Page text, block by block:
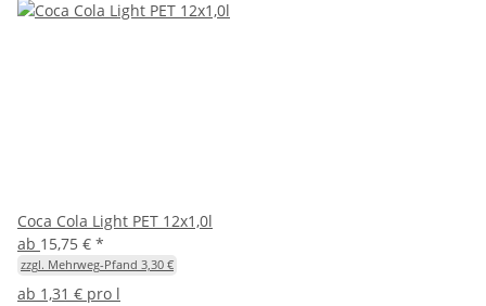
Coca Cola Light PET 12x1,0l
ab 15,75 € *
zzgl. Mehrweg-Pfand 3,30 €
ab 1,31 € pro l